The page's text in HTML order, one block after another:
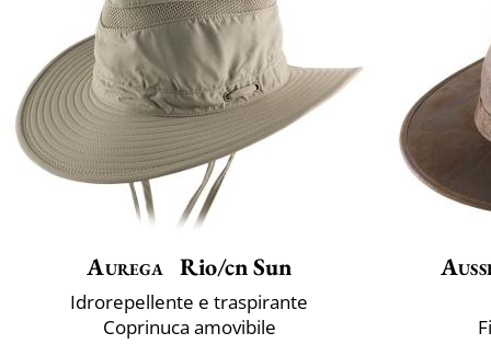
Aurega Rio/cn Sun
Idrorepellente e traspirante
Coprinuca amovibile